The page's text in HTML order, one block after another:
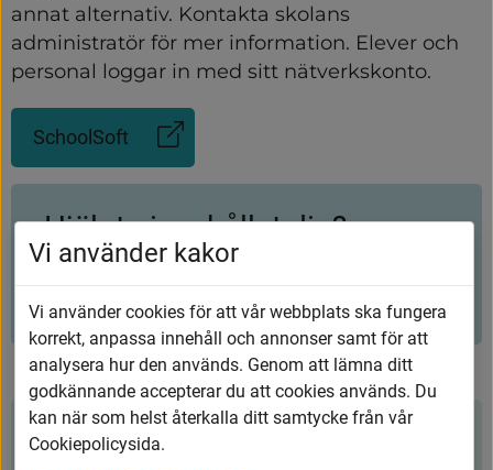
annat alternativ. Kontakta skolans
administratör för mer information. Elever och
personal loggar in med sitt nätverkskonto.
SchoolSoft
(Länk
till
webbplats,
öppnas
i
nytt
fönster)
Hjälpte innehållet dig?
Ja Nej
Kontakt
Vi använder kakor
Vi använder cookies för att vår webbplats ska fungera
korrekt, anpassa innehåll och annonser samt för att
analysera hur den används. Genom att lämna ditt
godkännande accepterar du att cookies används. Du
kan när som helst återkalla ditt samtycke från vår
Cookiepolicysida.